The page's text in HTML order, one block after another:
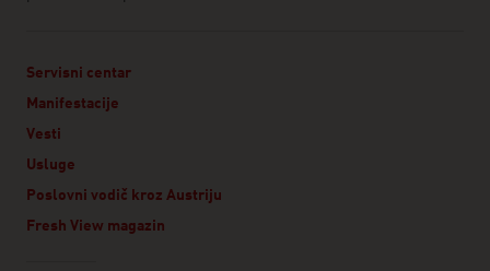
Servisni centar
Manifestacije
Vesti
Usluge
Poslovni vodič kroz Austriju
Fresh View magazin